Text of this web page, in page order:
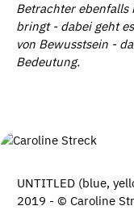
Betrachter ebenfalls
bringt - dabei geht
von Bewusstsein -
Bedeutung.
UNTITLED (blue,
2019 - © Caroline